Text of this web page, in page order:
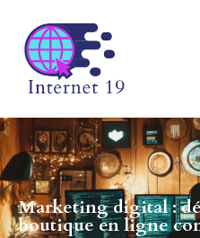
Marketing digital :
boutique en ligne